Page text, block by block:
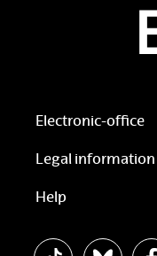
Electronic-office
Legal information
Help